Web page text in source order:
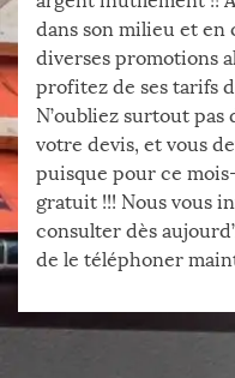
dans son milieu et en
diverses promotions
profitez de ses tarifs
N’oubliez surtout
votre devis, et vous
puisque pour ce
gratuit !!! Nous vous
consulter dès
de le téléphoner